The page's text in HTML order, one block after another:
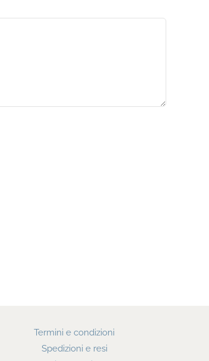
Termini e condizioni
Spedizioni e resi